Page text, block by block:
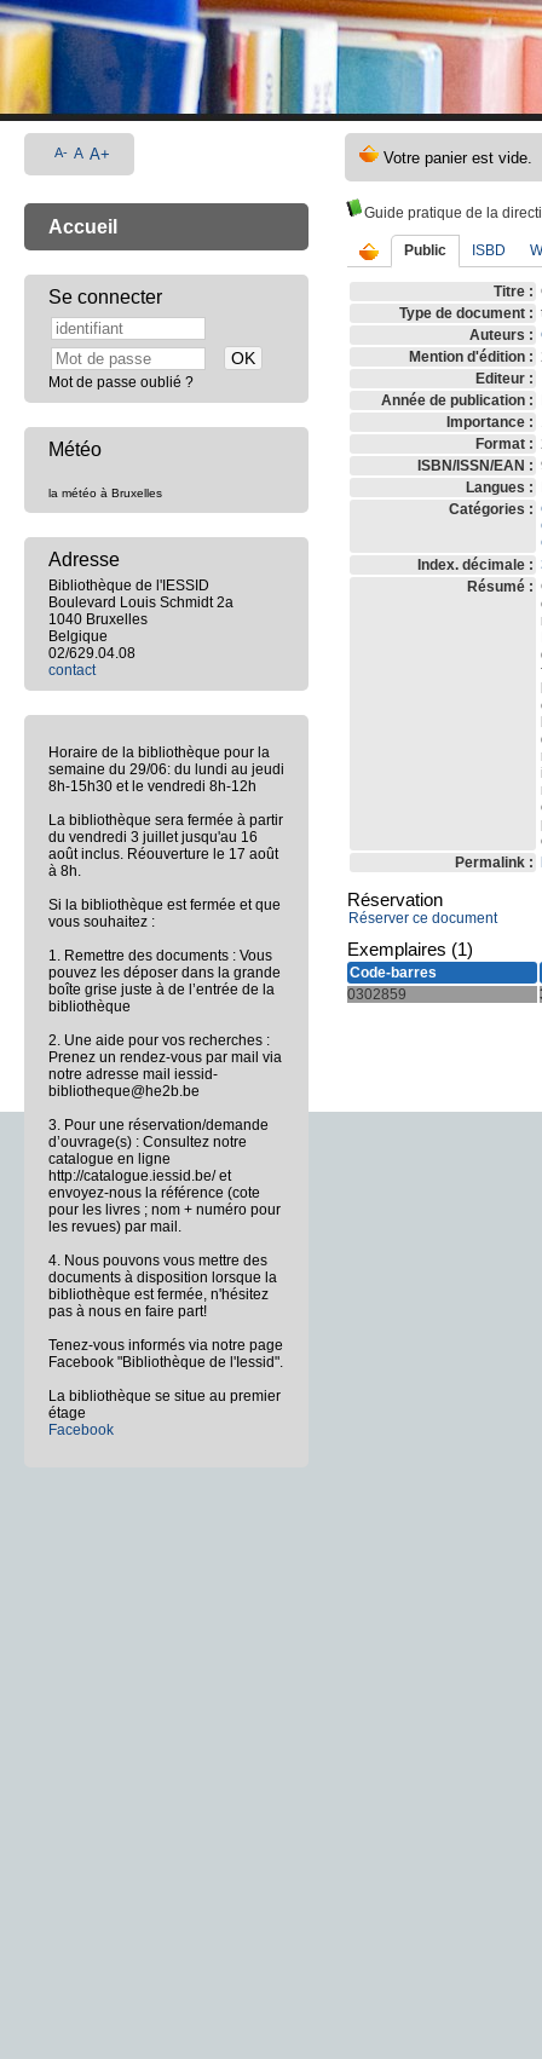
Guide pratique de la
Public ISBD
Titre :
Type de document :
Auteurs :
Mention d'édition :
Editeur :
Année de publication :
Importance :
Format :
ISBN/ISSN/EAN :
Langues :
Catégories :
Index. décimale :
Résumé :
Permalink :
Réservation
Réserver ce document
Exemplaires (1)
Code-barres
0302859
A- A A+
Accueil
Se connecter
Mot de passe oublié ?
Météo
la météo à Bruxelles
Adresse
Bibliothèque de l'IESSID
Boulevard Louis Schmidt 2a
1040 Bruxelles
Belgique
02/629.04.08
contact
Horaire de la bibliothèque pour la
semaine du 29/06: du lundi au jeudi
8h-15h30 et le vendredi 8h-12h
La bibliothèque sera fermée à partir
du vendredi 3 juillet jusqu'au 16
août inclus. Réouverture le 17 août
à 8h.
Si la bibliothèque est fermée et que
vous souhaitez :
1. Remettre des documents : Vous
pouvez les déposer dans la grande
boîte grise juste à de l’entrée de la
bibliothèque
2. Une aide pour vos recherches :
Prenez un rendez-vous par mail via
notre adresse mail iessid-
bibliotheque@he2b.be
3. Pour une réservation/demande
d’ouvrage(s) : Consultez notre
catalogue en ligne
http://catalogue.iessid.be/ et
envoyez-nous la référence (cote
pour les livres ; nom + numéro pour
les revues) par mail.
4. Nous pouvons vous mettre des
documents à disposition lorsque la
bibliothèque est fermée, n'hésitez
pas à nous en faire part!
Tenez-vous informés via notre page
Facebook "Bibliothèque de l'Iessid".
La bibliothèque se situe au premier
étage
Facebook